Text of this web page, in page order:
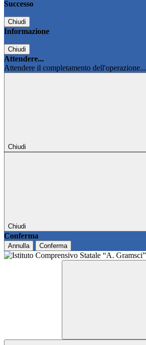
Successo
Chiudi
Informazione
Chiudi
Attendere...
Attendere il completamento dell'operazione...
Chiudi
Chiudi
Conferma
Annulla Conferma